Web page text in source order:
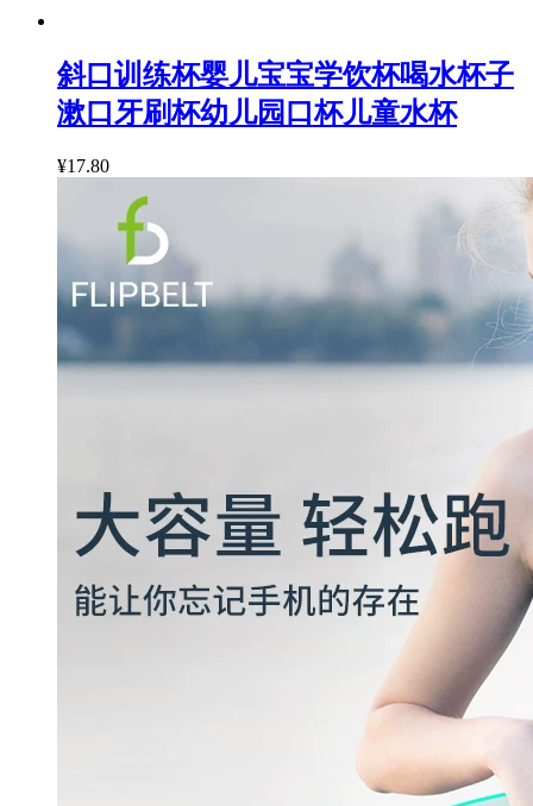
斜口训练杯婴儿宝宝学饮杯喝水杯子
漱口牙刷杯幼儿园口杯儿童水杯
¥17.80